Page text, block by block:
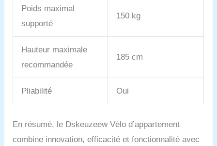
vous ! 【Garantie du
garantissons de répondre
heures et offrons une
garantie d'un an. Si vous
que vous recevez,
n'hésitez pas à nous
contacter.
Poids maximal
supporté
150 kg
Hauteur maximale
recommandée
185 cm
Pliabilité Oui
En résumé, le Dskeuzeew Vélo d’appartement
combine innovation, efficacité et fonctionnalité avec